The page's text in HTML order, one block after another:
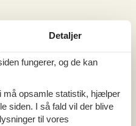
Detaljer
fungerer, og de kan
må opsamle statistik, hjælper
siden. I så fald vil der blive
til vores